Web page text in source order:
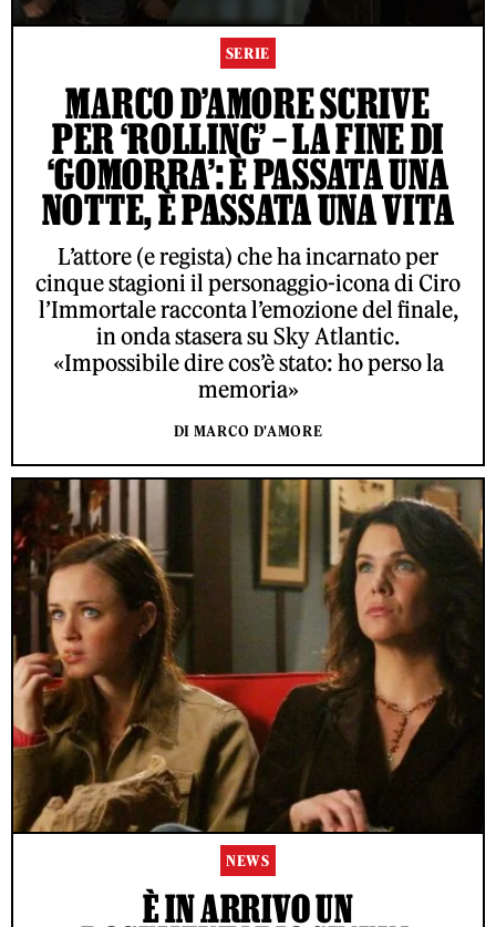
SERIE
MARCO D’AMORE SCRIVE
PER ‘ROLLING’ – LA FINE DI
‘GOMORRA’: È PASSATA UNA
NOTTE, È PASSATA UNA VITA
L’attore (e regista) che ha incarnato per
cinque stagioni il personaggio-icona di Ciro
l’Immortale racconta l’emozione del finale,
in onda stasera su Sky Atlantic.
«Impossibile dire cos’è stato: ho perso la
memoria»
DI MARCO D'AMORE
NEWS
È IN ARRIVO UN